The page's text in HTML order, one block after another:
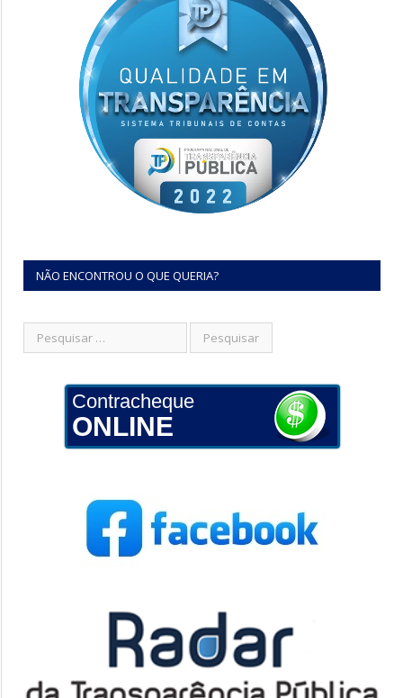
NÃO ENCONTROU O QUE QUERIA?
Contracheque
ONLINE